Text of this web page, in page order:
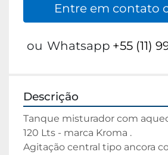
Entre em contato
ou Whatsapp +55 (11)
Descrição
Tanque misturador com
120 Lts - marca Kroma .
Agitação central tipo ancora